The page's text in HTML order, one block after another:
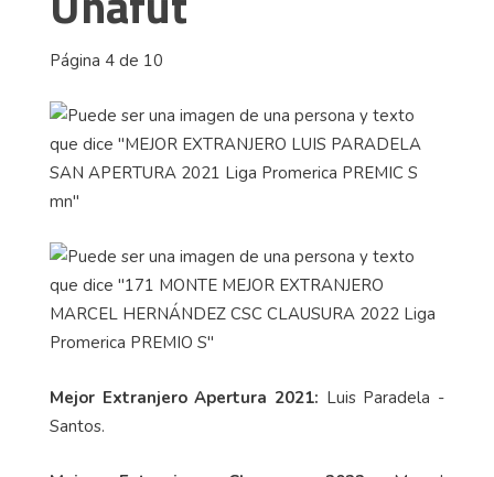
Página 4 de 10
Mejor Extranjero Apertura 2021: Luis Paradela -
Santos.